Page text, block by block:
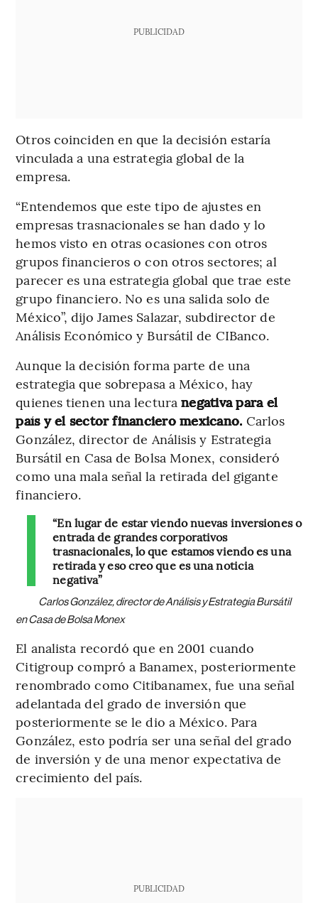
PUBLICIDAD
Otros coinciden en que la decisión estaría
vinculada a una estrategia global de la
empresa.
“Entendemos que este tipo de ajustes en
empresas trasnacionales se han dado y lo
hemos visto en otras ocasiones con otros
grupos financieros o con otros sectores; al
parecer es una estrategia global que trae este
grupo financiero. No es una salida solo de
México”, dijo James Salazar, subdirector de
Análisis Económico y Bursátil de CIBanco.
Aunque la decisión forma parte de una
estrategia que sobrepasa a México, hay
quienes tienen una lectura negativa para el
país y el sector financiero mexicano. Carlos
González, director de Análisis y Estrategia
Bursátil en Casa de Bolsa Monex, consideró
como una mala señal la retirada del gigante
financiero.
“En lugar de estar viendo nuevas inversiones o
entrada de grandes corporativos
trasnacionales, lo que estamos viendo es una
retirada y eso creo que es una noticia
negativa”
Carlos González, director de Análisis y Estrategia Bursátil
en Casa de Bolsa Monex
El analista recordó que en 2001 cuando
Citigroup compró a Banamex, posteriormente
renombrado como Citibanamex, fue una señal
adelantada del grado de inversión que
posteriormente se le dio a México. Para
González, esto podría ser una señal del grado
de inversión y de una menor expectativa de
crecimiento del país.
PUBLICIDAD